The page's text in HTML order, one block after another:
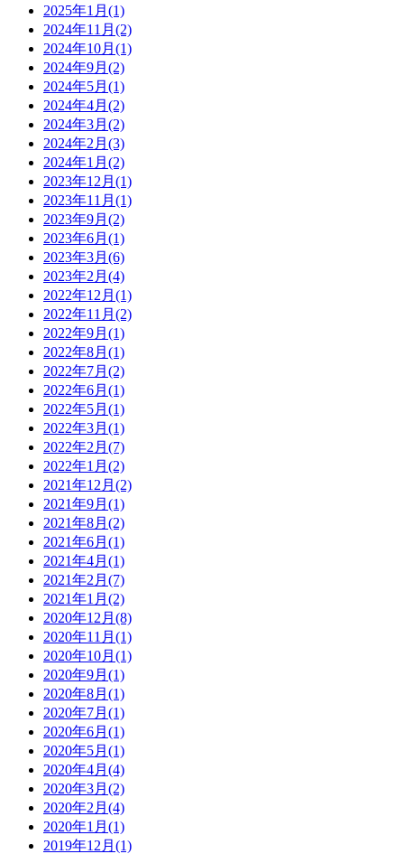
2025年1月 (1)
2024年11月 (2)
2024年10月 (1)
2024年9月 (2)
2024年5月 (1)
2024年4月 (2)
2024年3月 (2)
2024年2月 (3)
2024年1月 (2)
2023年12月 (1)
2023年11月 (1)
2023年9月 (2)
2023年6月 (1)
2023年3月 (6)
2023年2月 (4)
2022年12月 (1)
2022年11月 (2)
2022年9月 (1)
2022年8月 (1)
2022年7月 (2)
2022年6月 (1)
2022年5月 (1)
2022年3月 (1)
2022年2月 (7)
2022年1月 (2)
2021年12月 (2)
2021年9月 (1)
2021年8月 (2)
2021年6月 (1)
2021年4月 (1)
2021年2月 (7)
2021年1月 (2)
2020年12月 (8)
2020年11月 (1)
2020年10月 (1)
2020年9月 (1)
2020年8月 (1)
2020年7月 (1)
2020年6月 (1)
2020年5月 (1)
2020年4月 (4)
2020年3月 (2)
2020年2月 (4)
2020年1月 (1)
2019年12月 (1)